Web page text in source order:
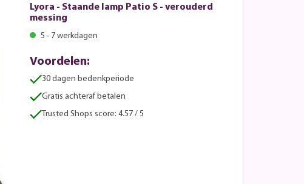
Lyora - Staande lamp Patio S - verouderd
messing
5 - 7 werkdagen
Voordelen:
30 dagen bedenkperiode
Gratis achteraf betalen
Trusted Shops score: 4.57 / 5